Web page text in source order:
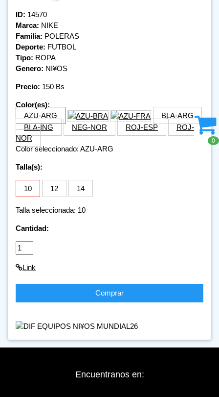
ID: 14570
Marca: NIKE
Familia: POLERAS
Deporte: FUTBOL
Tipo: ROPA
Genero: NI¥OS
Precio: 150 Bs
Color(es):
AZU-ARG
BLA-ARG
BLA-ING
NEG-NOR ROJ-ESP
ROJ-
NOR
Color seleccionado: AZU-ARG
Talla(s):
10 12 14
Talla seleccionada: 10
Cantidad:
Link
Comprar
0
Encuentranos en: